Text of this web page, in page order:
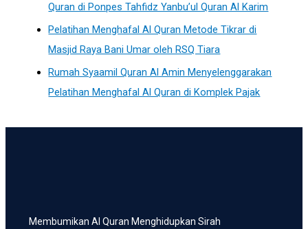
Quran di Ponpes Tahfidz Yanbu’ul Quran Al Karim
Pelatihan Menghafal Al Quran Metode Tikrar di
Masjid Raya Bani Umar oleh RSQ Tiara
Rumah Syaamil Quran Al Amin Menyelenggarakan
Pelatihan Menghafal Al Quran di Komplek Pajak
Membumikan Al Quran Menghidupkan Sirah